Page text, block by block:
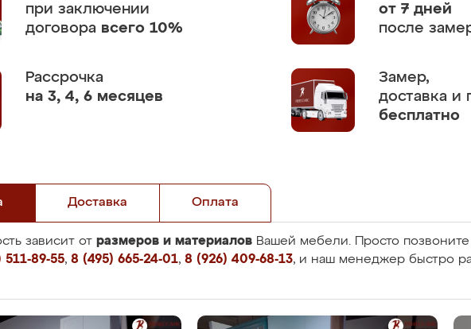
при заключении
договора всего 10%
от 7 дней
после
Рассрочка
на 3, 4, 6 месяцев
Замер,
доставка и
бесплатно
Доставка Оплата
зависит от размеров и материалов Вашей мебели. Просто
89-55, 8 (495) 665-24-01, 8 (926) 409-68-13, и наш менеджер быстро